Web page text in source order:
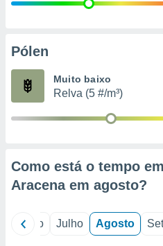
e
de
Pólen
Muito baixo
Relva (5 #/m³)
Como está o tempo
Aracena em agosto?
Junho Julho Agosto